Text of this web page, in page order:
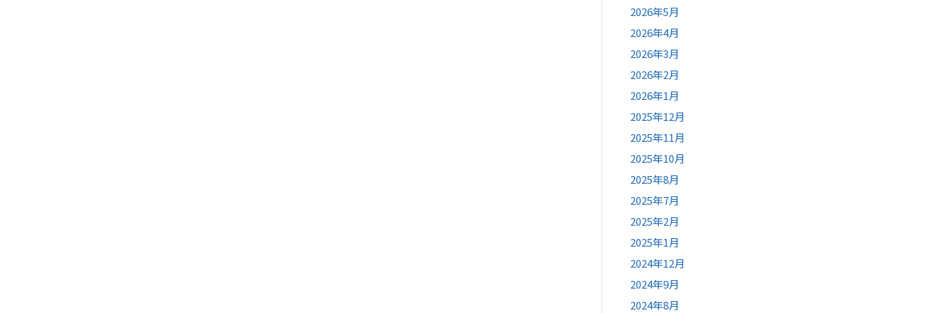
2026年5月
2026年4月
2026年3月
2026年2月
2026年1月
2025年12月
2025年11月
2025年10月
2025年8月
2025年7月
2025年2月
2025年1月
2024年12月
2024年9月
2024年8月